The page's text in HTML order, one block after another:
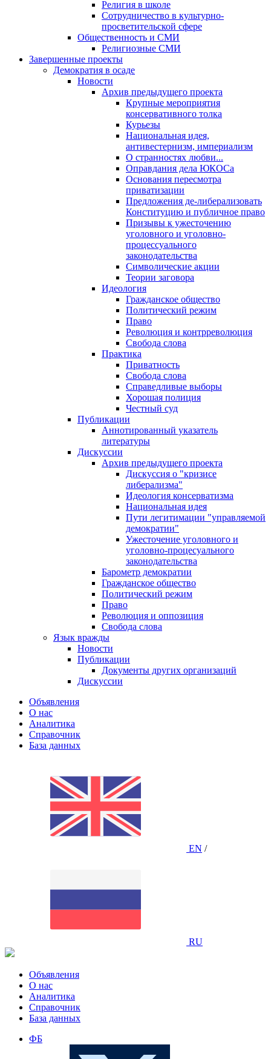
Религия в школе
Сотрудничество в культурно-
просветительской сфере
Общественность и СМИ
Религиозные СМИ
Завершенные проекты
Демократия в осаде
Новости
Архив предыдущего проекта
Крупные мероприятия
консервативного толка
Курьезы
Национальная идея,
антивестернизм, империализм
О странностях любви...
Оправдания дела ЮКОСа
Основания пересмотра
приватизации
Предложения де-либерализовать
Конституцию и публичное право
Призывы к ужесточению
уголовного и уголовно-
процессуального
законодательства
Символические акции
Теории заговора
Идеология
Гражданское общество
Политический режим
Право
Революция и контрреволюция
Свобода слова
Практика
Приватность
Свобода слова
Справедливые выборы
Хорошая полиция
Честный суд
Публикации
Аннотированный указатель
литературы
Дискуссии
Архив предыдущего проекта
Дискуссия о "кризисе
либерализма"
Идеология консерватизма
Национальная идея
Пути легитимации "управляемой
демократии"
Ужесточение уголовного и
уголовно-процесуального
законодательства
Барометр демократии
Гражданское общество
Политический режим
Право
Революция и оппозиция
Свобода слова
Язык вражды
Новости
Публикации
Документы других организаций
Дискуссии
Объявления
О нас
Аналитика
Справочник
База данных
EN /
RU
Объявления
О нас
Аналитика
Справочник
База данных
ФБ